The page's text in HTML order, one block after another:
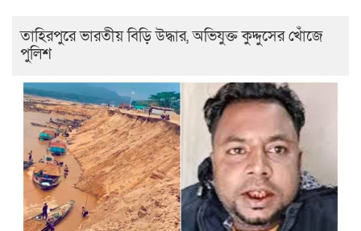
তাহিরপুরে ভারতীয় বিড়ি উদ্ধার, অভিযুক্ত কুদ্দুসের খোঁজে
পুলিশ